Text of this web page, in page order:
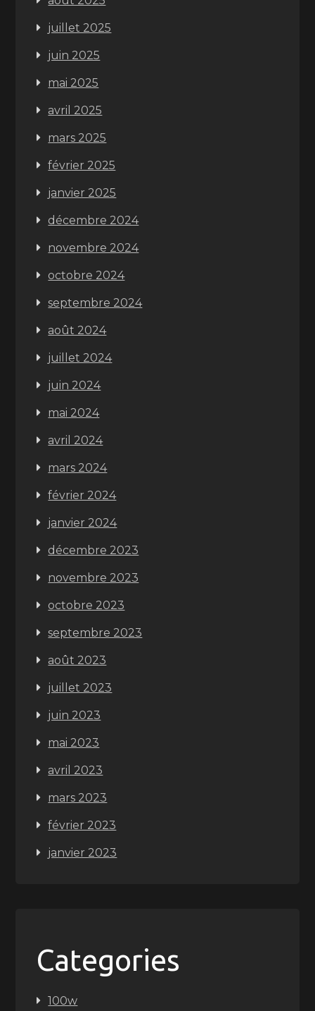
juillet 2025
juin 2025
mai 2025
avril 2025
mars 2025
février 2025
janvier 2025
décembre 2024
novembre 2024
octobre 2024
septembre 2024
août 2024
juillet 2024
juin 2024
mai 2024
avril 2024
mars 2024
février 2024
janvier 2024
décembre 2023
novembre 2023
octobre 2023
septembre 2023
août 2023
juillet 2023
juin 2023
mai 2023
avril 2023
mars 2023
février 2023
janvier 2023
Categories
100w